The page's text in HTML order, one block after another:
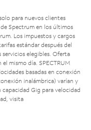
para nuevos clientes
Spectrum en los últimos
Los impuestos y cargos
estándar después del
elegibles. Oferta
mismo día. SPECTRUM
basadas en conexión
inalámbrica) varían y
Gig para velocidad
visita